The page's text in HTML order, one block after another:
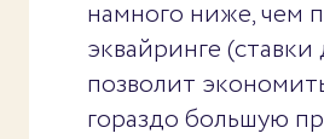
намного ниже, чем
эквайринге (ставки
позволит
гораздо большую